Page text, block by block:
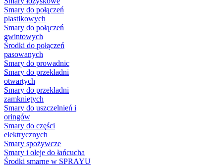
Smary do połączeń
plastikowych
Smary do połączeń
gwintowych
Środki do połączeń
pasowanych
Smary do prowadnic
Smary do przekładni
otwartych
Smary do przekładni
zamkniętych
Smary do uszczelnień i
oringów
Smary do części
elektrycznych
Smary spożywcze
Smary i oleje do łańcucha
Środki smarne w SPRAYU